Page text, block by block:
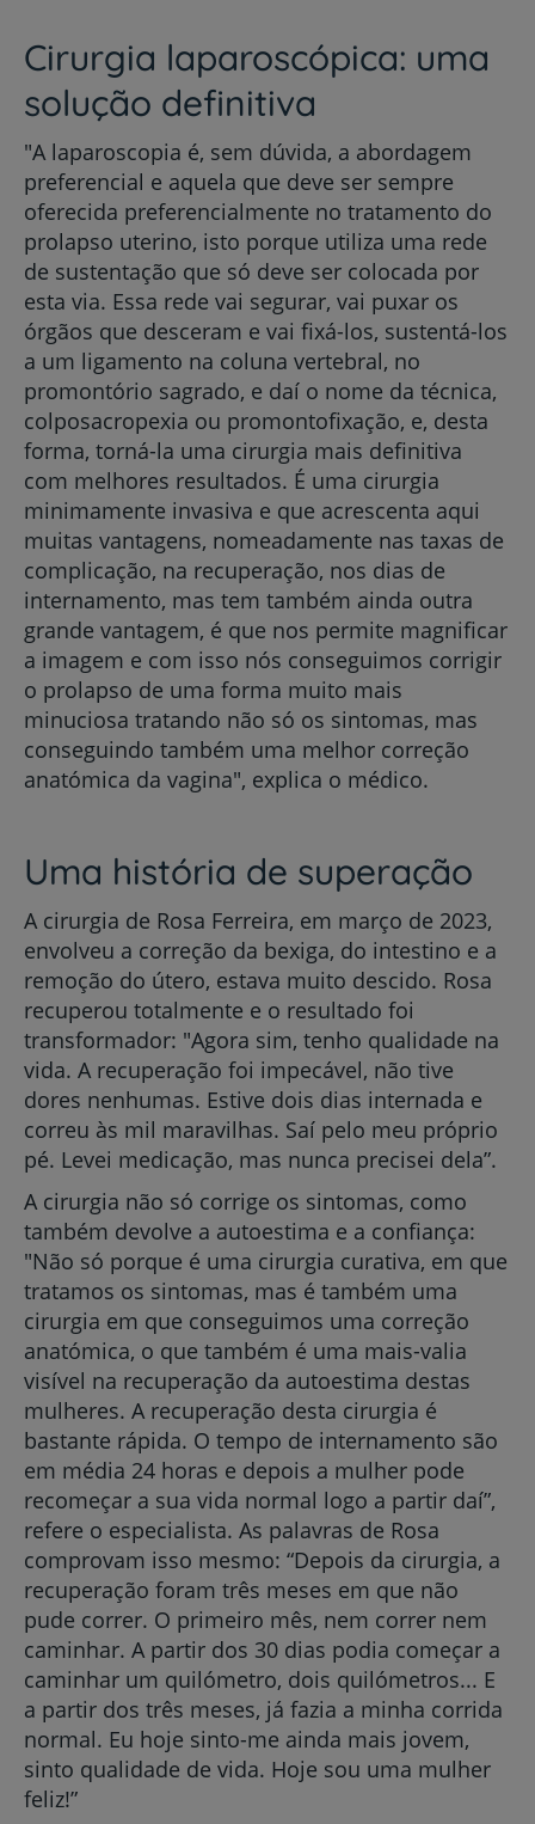
Cirurgia laparoscópica: uma
solução definitiva
"A laparoscopia é, sem dúvida, a abordagem
preferencial e aquela que deve ser sempre
oferecida preferencialmente no tratamento do
prolapso uterino, isto porque utiliza uma rede
de sustentação que só deve ser colocada por
esta via. Essa rede vai segurar, vai puxar os
órgãos que desceram e vai fixá-los, sustentá-los
a um ligamento na coluna vertebral, no
promontório sagrado, e daí o nome da técnica,
colposacropexia ou promontofixação, e, desta
forma, torná-la uma cirurgia mais definitiva
com melhores resultados. É uma cirurgia
minimamente invasiva e que acrescenta aqui
muitas vantagens, nomeadamente nas taxas de
complicação, na recuperação, nos dias de
internamento, mas tem também ainda outra
grande vantagem, é que nos permite magnificar
a imagem e com isso nós conseguimos corrigir
o prolapso de uma forma muito mais
minuciosa tratando não só os sintomas, mas
conseguindo também uma melhor correção
anatómica da vagina", explica o médico.
Uma história de superação
A cirurgia de Rosa Ferreira, em março de 2023,
envolveu a correção da bexiga, do intestino e a
remoção do útero, estava muito descido. Rosa
recuperou totalmente e o resultado foi
transformador: "Agora sim, tenho qualidade na
vida. A recuperação foi impecável, não tive
dores nenhumas. Estive dois dias internada e
correu às mil maravilhas. Saí pelo meu próprio
pé. Levei medicação, mas nunca precisei dela”.
A cirurgia não só corrige os sintomas, como
também devolve a autoestima e a confiança:
"Não só porque é uma cirurgia curativa, em que
tratamos os sintomas, mas é também uma
cirurgia em que conseguimos uma correção
anatómica, o que também é uma mais-valia
visível na recuperação da autoestima destas
mulheres. A recuperação desta cirurgia é
bastante rápida. O tempo de internamento são
em média 24 horas e depois a mulher pode
recomeçar a sua vida normal logo a partir daí”,
refere o especialista. As palavras de Rosa
comprovam isso mesmo: “Depois da cirurgia, a
recuperação foram três meses em que não
pude correr. O primeiro mês, nem correr nem
caminhar. A partir dos 30 dias podia começar a
caminhar um quilómetro, dois quilómetros... E
a partir dos três meses, já fazia a minha corrida
normal. Eu hoje sinto-me ainda mais jovem,
sinto qualidade de vida. Hoje sou uma mulher
feliz!”